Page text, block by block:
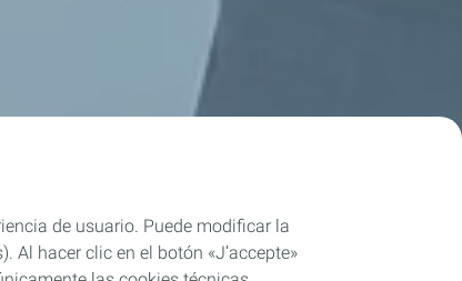
de usuario. Puede modificar la
Al hacer clic en el botón «J’accepte»